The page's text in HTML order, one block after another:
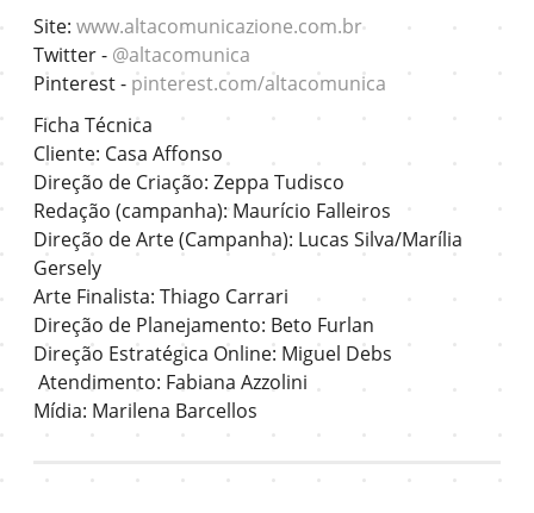
Site: www.altacomunicazione.com.br
Twitter - @altacomunica
Pinterest - pinterest.com/altacomunica
Ficha Técnica
Cliente: Casa Affonso
Direção de Criação: Zeppa Tudisco
Redação (campanha): Maurício Falleiros
Direção de Arte (Campanha): Lucas Silva/Marília
Gersely
Arte Finalista: Thiago Carrari
Direção de Planejamento: Beto Furlan
Direção Estratégica Online: Miguel Debs
Atendimento: Fabiana Azzolini
Mídia: Marilena Barcellos